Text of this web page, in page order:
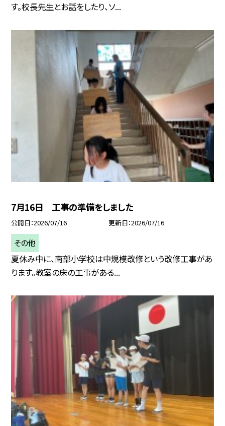
す。校長先生とお話をしたり、ソ...
7月16日 工事の準備をしました
公開日 2026/07/16 更新日 2026/07/16
その他
夏休み中に、南部小学校は中規模改修という改修工事があ
ります。教室の床の工事がある...